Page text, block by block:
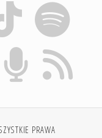
PRAWA